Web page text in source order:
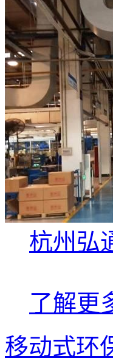
杭州弘
了解更
移动式环